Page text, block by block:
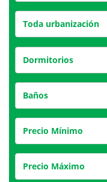
Toda urbanización
Dormitorios
Baños